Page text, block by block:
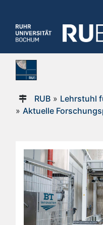
RUB» Lehrstuhl
» Aktuelle